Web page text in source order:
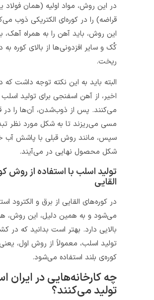
در این روش، مواد اولیه (همان فولاد یا آهن
قراضه) را در کوره‌ای الکتریکی ذوب می‌کنند. در
این روش، باید آهن را به همراه آهک، بنتونیت،
کُک و سایر افزدونی‌ها از بالای کوره به داخل آن
البته باید به این نکته توجه داشت که در سال‌های
اخیر، از آهن اسفنجی برای تولید اسلب استفاده
می‌کنند. پس از ذوب‌شدن، آن‌ها را در قالب‌های
مسی می‌ریزند تا به شکل مورد نظر تبدیل شوند؛
سپس، مانند روش قبلی با پاشش آب خنک، به
شکل محصول نهایی در می‌آیند.
تولید اسلب با استفاده از روش کوره
در کوره‌های القایی از برق و الکترود استفاده
می‌شود و به همین دلیل، این روش، هزینه‌ی
بالایی دارد. بهتر است بدانید که در کشور ما برای
تولید اسلب، معمولاً از روش اول، یعنی روش
کوره‌ی بلند استفاده می‌شود.
چه کارخانه‌هایی در ایران اسلب
تولید می‌کنند؟